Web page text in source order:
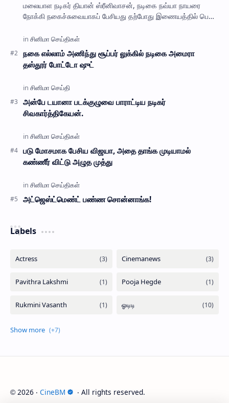
மலையாள நடிகர் தியான் ஸ்ரீனிவாசன், நடிகை நவ்யா நாயரை
நோக்கி நகைச்சுவையாகப் பேசியது தற்போது இணையத்தில் பெரும்
நகை எல்லாம் அணிந்து சூப்பர் லுக்கில் நடிகை அமைரா
தஸ்தூர் போட்டோ ஷுட்
அன்பே டயானா படக்குழுவை பாராட்டிய நடிகர்
சிவகார்த்திகேயன்.
படு மோசமாக பேசிய விஜயா, அதை தாங்க முடியாமல்
கண்ணீர் விட்டு அழுத முத்து
அட்ஜெஸ்ட்மெண்ட் பண்ண சொன்னாங்க!
Labels
© 2026 ‧ CineBM ‧ All rights reserved.